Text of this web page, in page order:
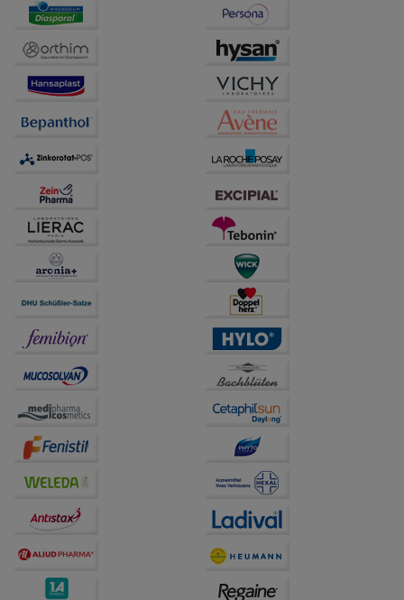
auf unserer Website aber auch die Werbung auf
Drittseiten möglichst relevant für Sie zu gestalten.
Bitte beachten Sie, dass Daten hierfür teilweise an
Dritte wie z.B. Google oder soziale Medien
übertragen werden.